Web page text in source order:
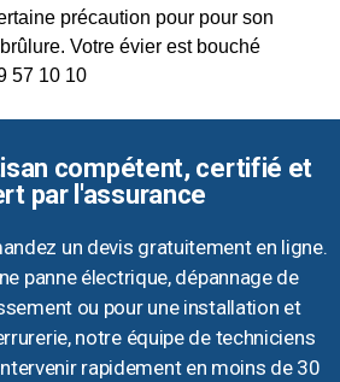
précaution pour pour son
Votre évier est bouché
57 10 10
compétent, certifié et
par l'assurance
un devis gratuitement en ligne.
panne électrique, dépannage de
ou pour une installation et
notre équipe de techniciens
rapidement en moins de 30